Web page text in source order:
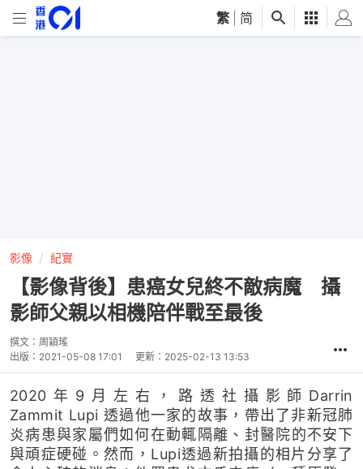
繁 简
影像 紀實
【影像背後】患癌女兒終不敵病魔 攝
影師父親以相機陪伴戰至最後
撰文： 周穎瑤
出版： 2021-05-08 17:01 更新： 2025-02-13 13:53
2020年9月左右，路透社攝影師Darrin
Zammit Lupi 透過他一家的故事，帶出了非新冠肺
炎病患與家屬們如何在動輒隔離、封醫院的不安下
與頑症硬碰。然而，Lupi透過新拍攝的相片分享了